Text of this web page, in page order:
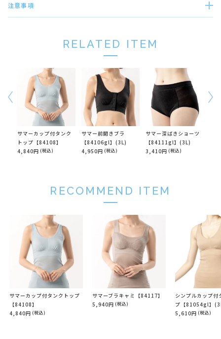
注意事項
RELATED ITEM
サマーカップ付タンク
トップ【84108】
4,840円 (税込)
サマー前開きブラ
【84106gl】(3L)
4,950円 (税込)
サマー深ばきショーツ
【84111gl】(3L)
3,410円 (税込)
RECOMMEND ITEM
サマーカップ付タンクトップ
【84108】
4,840円 (税込)
サマーブラキャミ【84117】
5,940円 (税込)
シンプルカップ付
プ【81054gl】
5,610円 (税込)